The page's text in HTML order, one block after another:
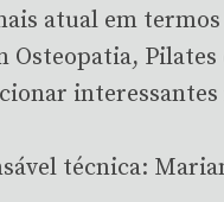
atual em
Osteopatia,
interessantes
técnica: